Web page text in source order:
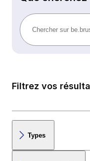
Filtrez vos
Types